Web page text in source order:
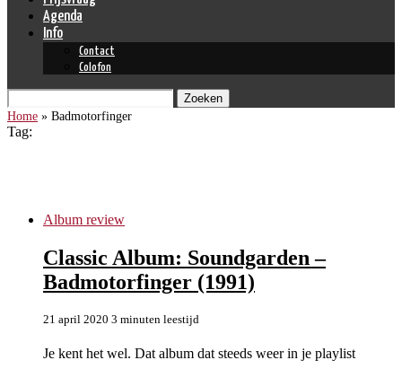
Agenda
Info
Contact
Colofon
Zoeken
Home » Badmotorfinger
Tag:
Album review
Classic Album: Soundgarden –
Badmotorfinger (1991)
21 april 2020 3 minuten leestijd
Je kent het wel. Dat album dat steeds weer in je playlist